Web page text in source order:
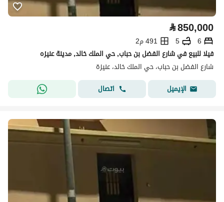
⃁850,000
6
5
491 م2
فيلا للبيع في شارع الفضل بن حباب, حي الملك خالد, مدينة عنيزه
شارع الفضل بن حباب، حي الملك خالد، عنيزة
الإيميل
اتصال